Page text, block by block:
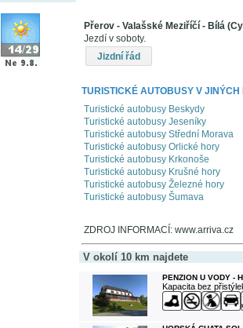
Přerov - Valašské Meziříčí - Bílá
Jezdí v soboty.
Jizdní řád
TURISTICKÉ AUTOBUSY V JINÝCH
Turistické autobusy Beskydy
Turistické autobusy Jeseníky
Turistické autobusy Střední Morava
Turistické autobusy Orlické hory
Turistické autobusy Krkonoše
Turistické autobusy Krušné hory
Turistické autobusy Železné hory
Turistické autobusy Šumava
ZDROJ INFORMACÍ: www.arriva.cz
V okolí 10 km najdete
PENZION U VODY -
Kapacita bez